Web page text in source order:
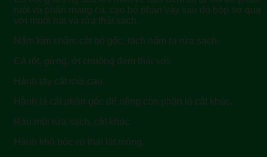
ruột và phần mang cá, cạo bỏ phần vảy sau đó bóp sơ qua
với muối hạt và rửa thật sạch.
Nấm kim châm cắt bỏ gốc, tách nấm ra rửa sạch.
Cà rốt, gừng, ớt chuông đem thái sợi.
Hành tây cắt múi cau.
Hành lá cắt phần gốc để riêng còn phần lá cắt khúc.
Rau mùi rửa sạch, cắt khúc.
Hành khô bóc vỏ thái lát mỏng.